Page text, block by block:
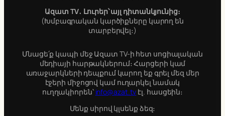
Ազատ TV․ Լուրեր՝ այլ դիտանկյունից։
(Խմբագրական կարծիքները կարող են
տարբերվել։)
Մնացե՛ք կապի մեջ Ազատ TV-ի հետ սոցիալական
մեդիայի հարթակներում։ Հարցերի կամ
առաջարկների դեպքում կարող եք գրել մեզ մեր
էջերի միջոցով կամ ուղարկել նամակ
ուղղակիորեն՝ info@azat.tv էլ. հասցեին։
Մենք սիրով կլսենք ձեզ։